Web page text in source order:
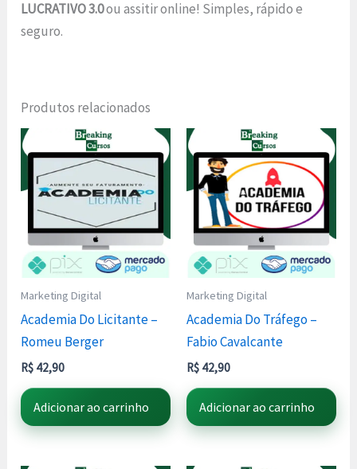
LUCRATIVO 3.0ou assitir online! Simples, rápido e
seguro.
Produtos relacionados
Marketing Digital
Academia Do Licitante –
Romeu Berger
R$ 42,90
Adicionar ao carrinho
Marketing Digital
Academia Do Tráfego –
Fabio Cavalcante
R$ 42,90
Adicionar ao carrinho